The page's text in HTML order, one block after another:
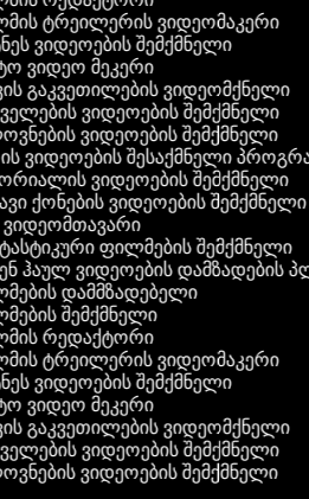
ტრეილერის ვიდეომაკერი
ვიდეოების შემქმნელი
ვიდეო მეკერი
გაკვეთილების ვიდეომქნელი
ვიდეოების შემქმნელი
ვიდეოების შემქმნელი
ვიდეოების შესაქმნელი
ვიდეოების შემქმნელი
ქონების ვიდეოების შემქმნელი
ფილმების შემქმნელი
ჰაულ ვიდეოების დამზადების
დამმზადებელი
შემქმნელი
რედაქტორი
ტრეილერის ვიდეომაკერი
ვიდეოების შემქმნელი
ვიდეო მეკერი
გაკვეთილების ვიდეომქნელი
ვიდეოების შემქმნელი
ვიდეოების შემქმნელი